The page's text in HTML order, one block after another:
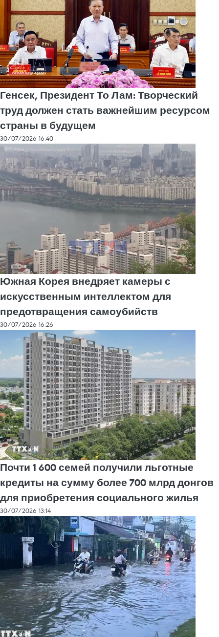
Генсек, Президент То Лам: Творческий
труд должен стать важнейшим ресурсом
страны в будущем
30/07/2026 16:40
Южная Корея внедряет камеры с
искусственным интеллектом для
предотвращения самоубийств
30/07/2026 16:26
Почти 1 600 семей получили льготные
кредиты на сумму более 700 млрд донгов
для приобретения социального жилья
30/07/2026 13:14